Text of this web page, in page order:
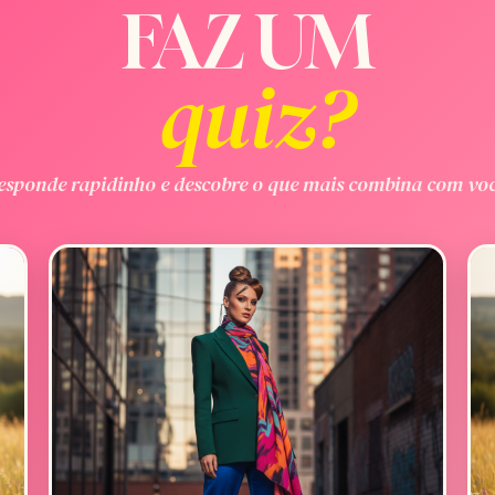
FAZ UM
quiz?
rapidinho e descobre o que mais combina com